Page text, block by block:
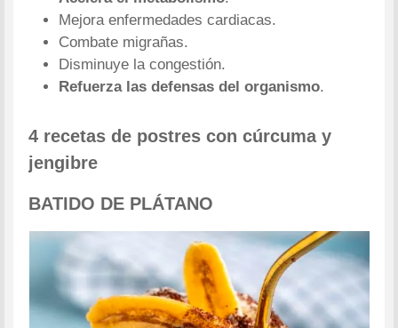
Mejora enfermedades cardiacas.
Combate migrañas.
Disminuye la congestión.
Refuerza las defensas del organismo.
4 recetas de postres con cúrcuma y
jengibre
BATIDO DE PLÁTANO